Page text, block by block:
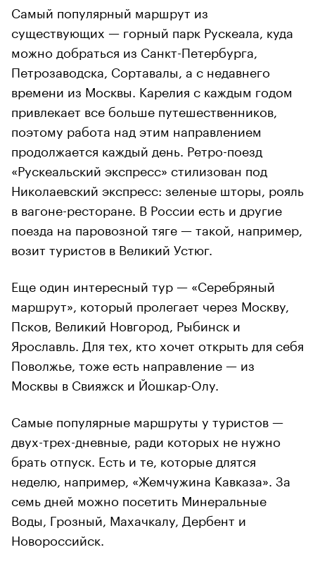
Самый популярный маршрут из
существующих — горный парк Рускеала, куда
можно добраться из Санкт-Петербурга,
Петрозаводска, Сортавалы, а с недавнего
времени из Москвы. Карелия с каждым годом
привлекает все больше путешественников,
поэтому работа над этим направлением
продолжается каждый день. Ретро-поезд
«Рускеальский экспресс» стилизован под
Николаевский экспресс: зеленые шторы, рояль
в вагоне-ресторане. В России есть и другие
поезда на паровозной тяге — такой, например,
возит туристов в Великий Устюг.
Еще один интересный тур — «Серебряный
маршрут», который пролегает через Москву,
Псков, Великий Новгород, Рыбинск и
Ярославль. Для тех, кто хочет открыть для себя
Поволжье, тоже есть направление — из
Москвы в Свияжск и Йошкар-Олу.
Самые популярные маршруты у туристов —
двух-трех-дневные, ради которых не нужно
брать отпуск. Есть и те, которые длятся
неделю, например, «Жемчужина Кавказа». За
семь дней можно посетить Минеральные
Воды, Грозный, Махачкалу, Дербент и
Новороссийск.